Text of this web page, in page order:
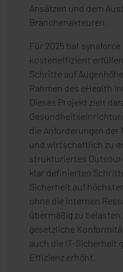
Ansätzen und dem
Branchenakteuren.
Für 2025 hat synaforce
kosteneffizient
Schritte auf
Rahmen des eHealth
Dieses Projekt zielt
die Anforderungen
und wirtschaftlich zu
strukturiertes
klar definierten
Sicherheit auf
ohne die internen
übermäßig zu
gesetzliche
auch die IT-Sicherheit
Effizienz erhöht.